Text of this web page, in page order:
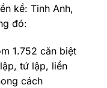
kề: Tinh Anh,
đó:
1.752 căn biệt
tứ lập, liền
cách